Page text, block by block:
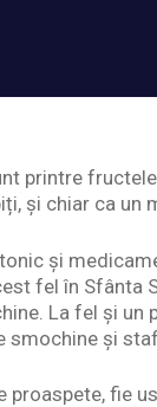
printre
și chiar ca un
și
fel în Sfânta
La fel și un
smochine și
proaspete, fie